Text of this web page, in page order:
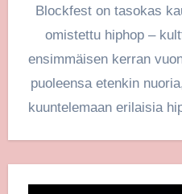
Blockfest on tasokas
omistettu hiphop –
ensimmäisen kerran
puoleensa etenkin
kuuntelemaan erilaisia